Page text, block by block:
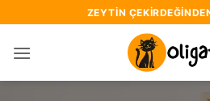
atla
ZEYTIN